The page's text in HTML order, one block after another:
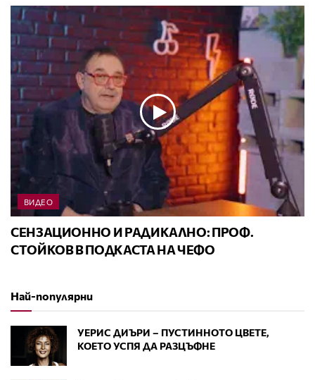
ВИДЕО
СЕНЗАЦИОННО И РАДИКАЛНО: ПРОФ.
СТОЙКОВ В ПОДКАСТА НА ЧЕФО
Най-популярни
УЕРИС ДИЪРИ – ПУСТИННОТО ЦВЕТЕ,
КОЕТО УСПЯ ДА РАЗЦЪФНЕ